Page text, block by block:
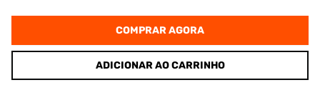
COMPRAR AGORA
ADICIONAR AO CARRINHO